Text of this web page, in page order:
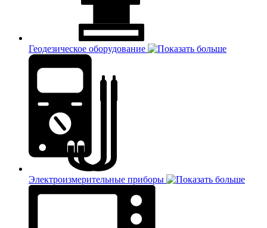
Геодезическое оборудование
Электроизмерительные приборы